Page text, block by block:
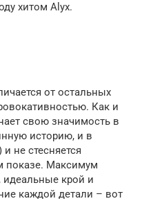
хитом Alyx.
от остальных
Как и
свою значимость в
историю, и в
не стесняется
показе. Максимум
идеальные крой и
каждой детали – вот